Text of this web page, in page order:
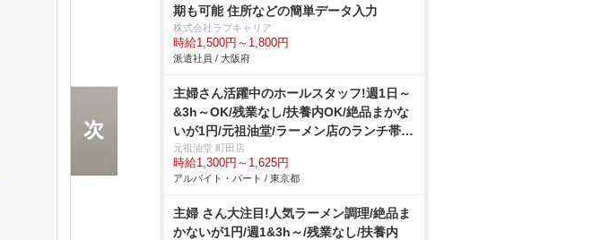
期も可能 住所などの簡単データ入力
株式会社ラブキャリア
時給1,500円～1,800円
派遣社員 / 大阪府
主婦さん活躍中のホールスタッフ!週1日～
&3h～OK/残業なし/扶養内OK/絶品まかな
いが1円/元祖油堂/ラーメン店のランチ帯ホ
ール
元祖油堂 町田店
時給1,300円～1,625円
アルバイト・パート / 東京都
主婦 さん大注目!人気ラーメン調理/絶品ま
かないが1円/週1&3h～/残業なし/扶養内